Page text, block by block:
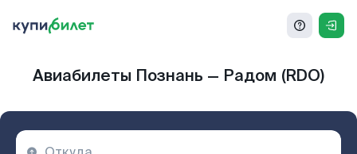
Авиабилеты Познань — Радом (RDO)